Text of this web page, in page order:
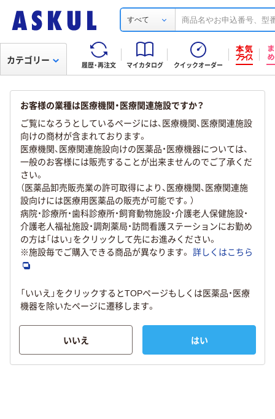
すべて
履歴・再注文 マイカタログ クイックオーダー
カテゴリー
お客様の業種は医療機関・医療関連施設ですか？
ご覧になろうとしているページには、医療機関、医療関連施設
向けの商材が含まれております。
医療機関、医療関連施設向けの医薬品・医療機器については、
一般のお客様には販売することが出来ませんのでご了承くだ
さい。
（医薬品卸売販売業の許可取得により、医療機関、医療関連施
設向けには医療用医薬品の販売が可能です。）
病院・診療所・歯科診療所・飼育動物施設・介護老人保健施設・
介護老人福祉施設・調剤薬局・訪問看護ステーションにお勤め
の方は「はい」をクリックして先にお進みください。
※施設毎でご購入できる商品が異なります。 詳しくはこちら
「いいえ」をクリックするとTOPページもしくは医薬品・医療
機器を除いたページに遷移します。
いいえ はい